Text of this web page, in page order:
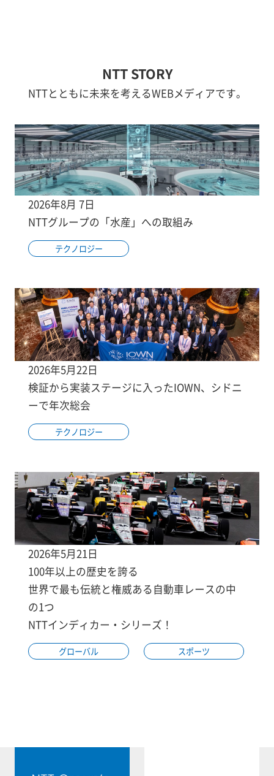
NTT STORY
NTTとともに未来を考えるWEBメディアです。
2026年8月 7日
NTTグループの「水産」への取組み
テクノロジー
2026年5月22日
検証から実装ステージに入ったIOWN、シドニ
ーで年次総会
テクノロジー
2026年5月21日
100年以上の歴史を誇る
世界で最も伝統と権威ある自動車レースの中
の1つ
NTTインディカー・シリーズ！
グローバル スポーツ